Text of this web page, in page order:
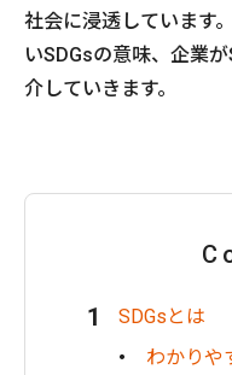
社会に浸透しています
いSDGsの意味、企業
介していきます。
SDGsとは
わかりや